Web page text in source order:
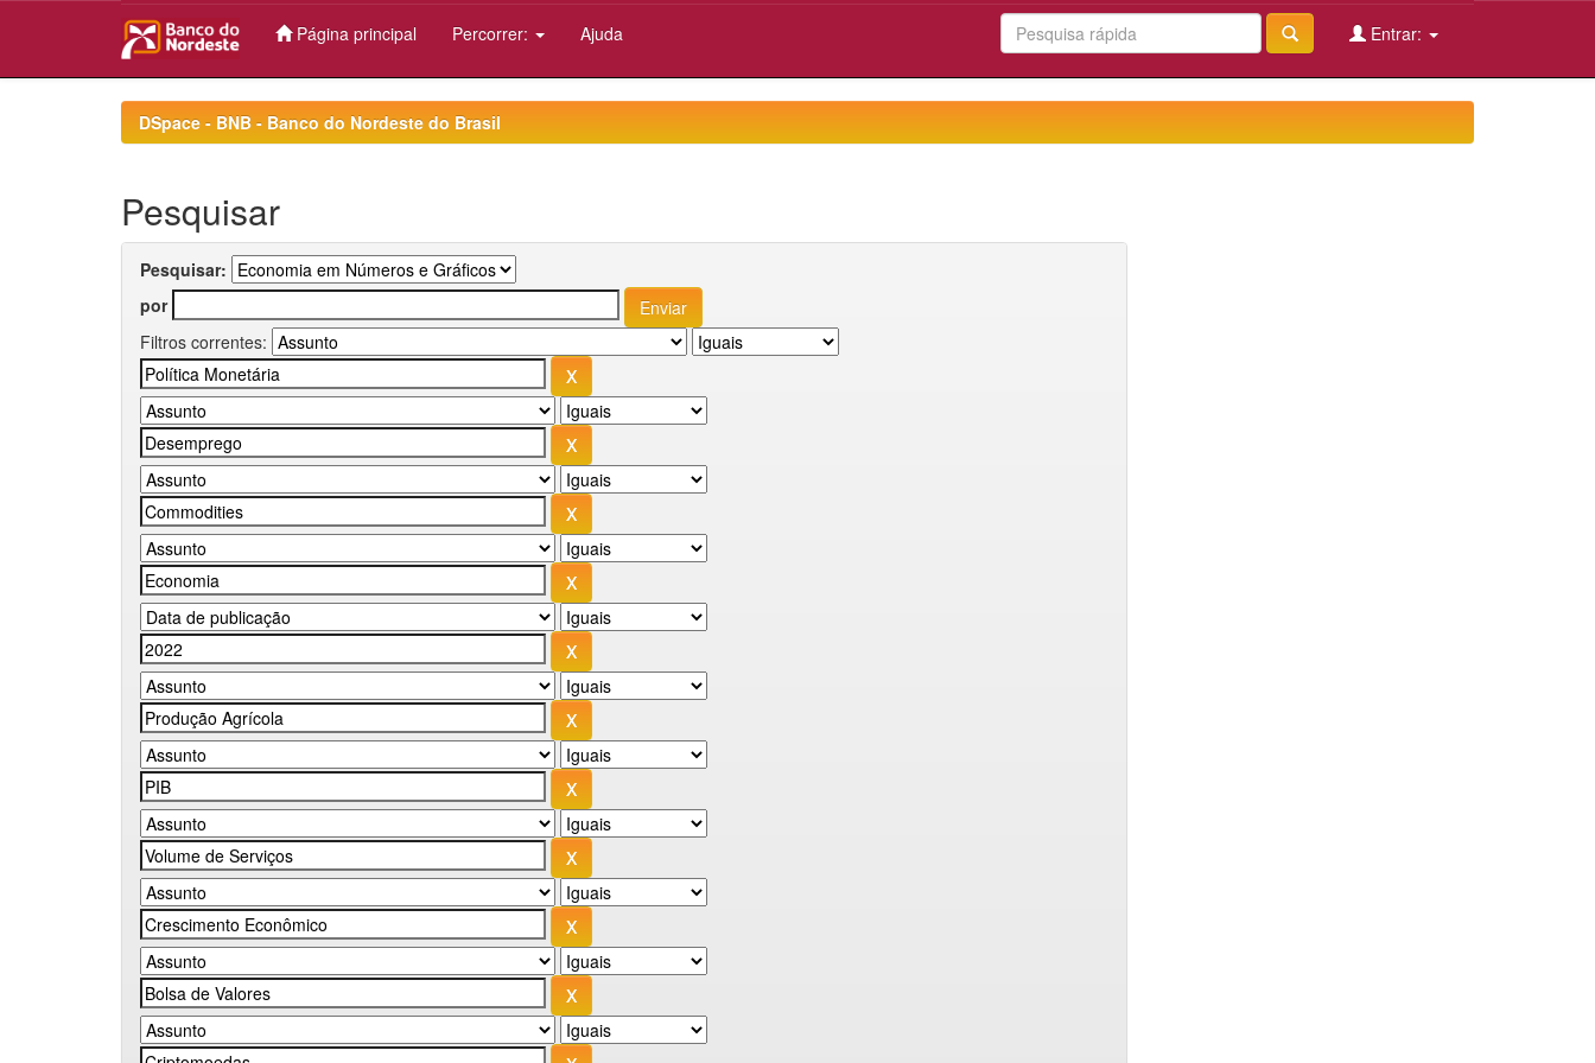
Página principal Percorrer: Ajuda Entrar:
DSpace - BNB - Banco do Nordeste do Brasil
Pesquisar
Pesquisar:
por
Filtros correntes: